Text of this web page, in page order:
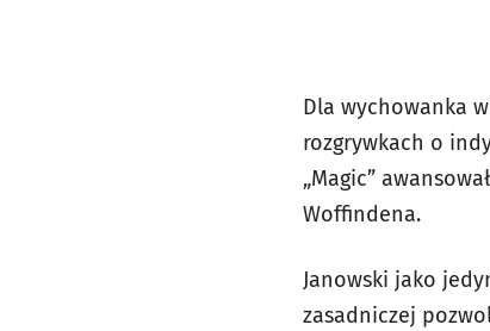
Dla wychowanka
rozgrywkach o
„Magic”
Woffindena.
Janowski jako
zasadniczej